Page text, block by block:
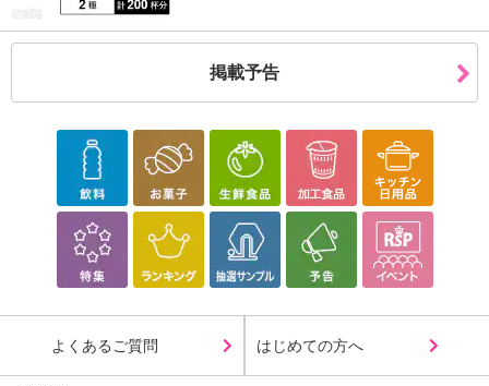
掲載予告
よくあるご質問 はじめての方へ